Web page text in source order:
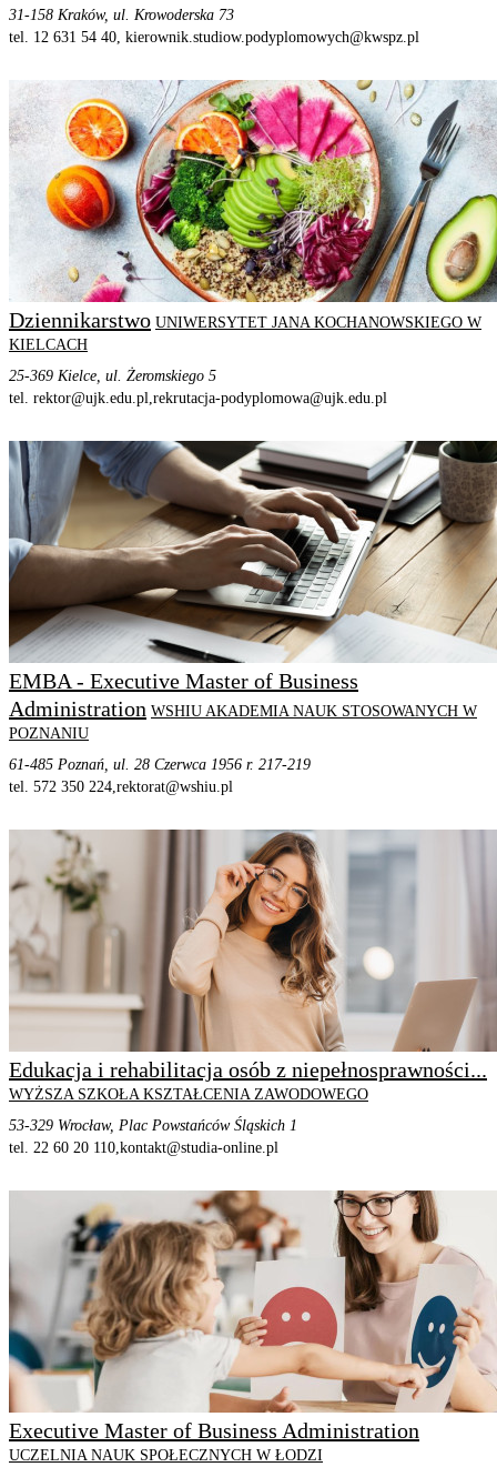
31-158 Kraków, ul. Krowoderska 73
tel. 12 631 54 40, kierownik.studiow.podyplomowych@kwspz.pl
Dziennikarstwo UNIWERSYTET JANA KOCHANOWSKIEGO W
KIELCACH
25-369 Kielce, ul. Żeromskiego 5
tel. rektor@ujk.edu.pl,rekrutacja-podyplomowa@ujk.edu.pl
EMBA - Executive Master of Business
Administration WSHIU AKADEMIA NAUK STOSOWANYCH W
POZNANIU
61-485 Poznań, ul. 28 Czerwca 1956 r. 217-219
tel. 572 350 224,rektorat@wshiu.pl
Edukacja i rehabilitacja osób z niepełnosprawności...
WYŻSZA SZKOŁA KSZTAŁCENIA ZAWODOWEGO
53-329 Wrocław, Plac Powstańców Śląskich 1
tel. 22 60 20 110,kontakt@studia-online.pl
Executive Master of Business Administration
UCZELNIA NAUK SPOŁECZNYCH W ŁODZI